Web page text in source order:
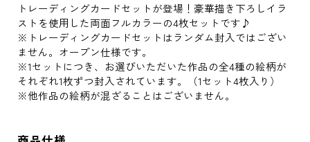
トレーディングカードセットが登場！豪華描き下ろしイラ
ストを使用した両面フルカラーの4枚セットです♪
※トレーディングカードセットはランダム封入ではござい
ません。オープン仕様です。
※1セットにつき、お選びいただいた作品の全4種の絵柄が
それぞれ1枚ずつ封入されています。（1セット4枚入り）
※他作品の絵柄が混ざることはございません。